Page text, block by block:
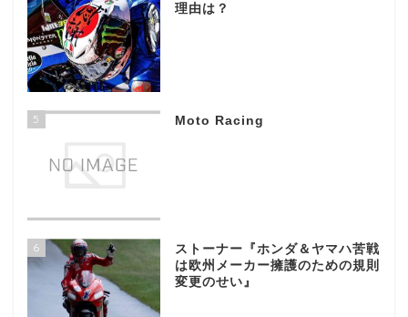
理由は？
5 Moto Racing
6
ストーナー『ホンダ＆ヤマハ苦戦
は欧州メーカー擁護のための規則
変更のせい』